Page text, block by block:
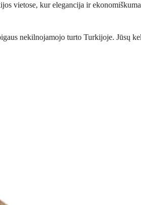
vietose, kur elegancija ir
nekilnojamojo turto Turkijoje.